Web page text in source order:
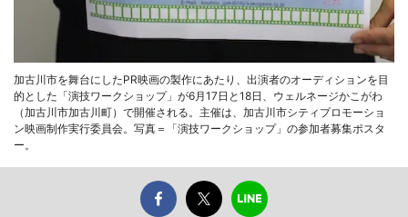
加古川市を舞台にしたPR映画の製作にあたり、出演者のオーディションを目
的とした「演技ワークショップ」が6月17日と18日、ウェルネージかこがわ
（加古川市加古川町）で開催される。主催は、加古川市シティプロモーショ
ン映画制作実行委員会。写真＝「演技ワークショップ」の参加者募集ポスタ
ー。